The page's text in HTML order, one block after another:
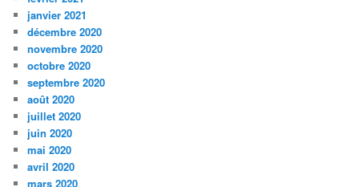
janvier 2021
décembre 2020
novembre 2020
octobre 2020
septembre 2020
août 2020
juillet 2020
juin 2020
mai 2020
avril 2020
mars 2020